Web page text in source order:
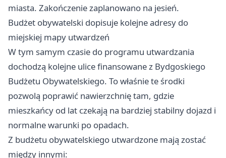
miasta. Zakończenie zaplanowano na jesień.
Budżet obywatelski dopisuje kolejne adresy do
miejskiej mapy utwardzeń
W tym samym czasie do programu utwardzania
dochodzą kolejne ulice finansowane z Bydgoskiego
Budżetu Obywatelskiego. To właśnie te środki
pozwolą poprawić nawierzchnię tam, gdzie
mieszkańcy od lat czekają na bardziej stabilny dojazd i
normalne warunki po opadach.
Z budżetu obywatelskiego utwardzone mają zostać
między innymi: